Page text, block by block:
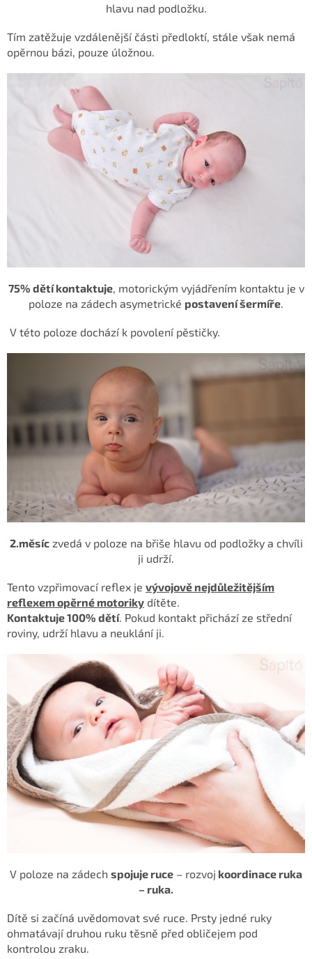
hlavu nad podložku.
Tím zatěžuje vzdálenější části předloktí, stále však nemá
opěrnou bázi, pouze úložnou.
75% dětí kontaktuje, motorickým vyjádřením kontaktu je v
poloze na zádech asymetrické postavení šermíře.
V této poloze dochází k povolení pěstičky.
2.měsíczvedá v poloze na břiše hlavu od podložky a chvíli
ji udrží.
Tento vzpřimovací reflex je vývojově nejdůležitějším
reflexem opěrné motoriky dítěte.
Kontaktuje 100% dětí. Pokud kontakt přichází ze střední
roviny, udrží hlavu a neuklání ji.
V poloze na zádech spojuje ruce – rozvoj koordinace ruka
– ruka.
Dítě si začíná uvědomovat své ruce. Prsty jedné ruky
ohmatávají druhou ruku těsně před obličejem pod
kontrolou zraku.